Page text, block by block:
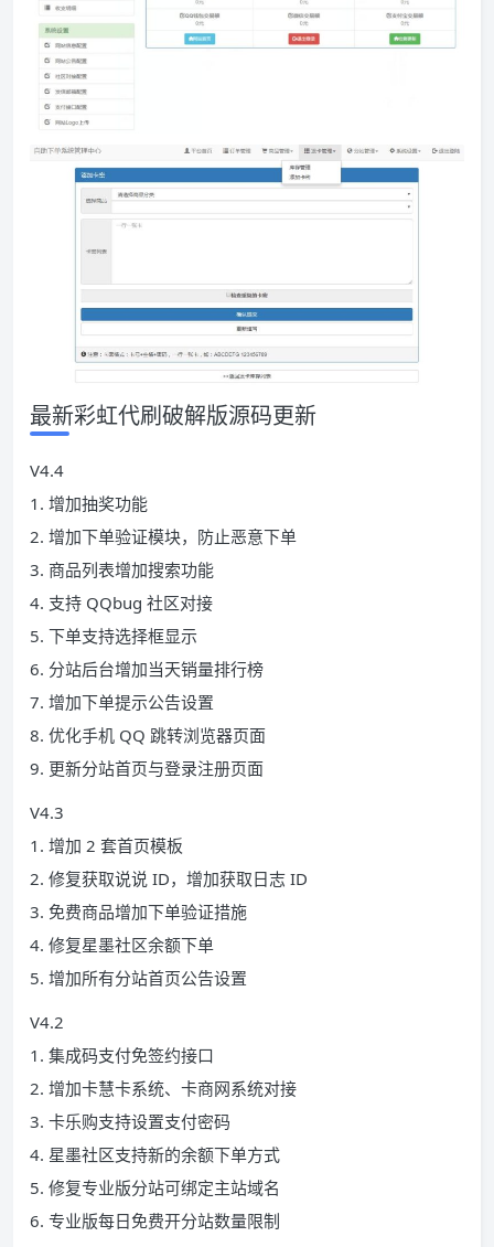
最新彩虹代刷破解版源码更新
V4.4
1. 增加抽奖功能
2. 增加下单验证模块，防止恶意下单
3. 商品列表增加搜索功能
4. 支持 QQbug 社区对接
5. 下单支持选择框显示
6. 分站后台增加当天销量排行榜
7. 增加下单提示公告设置
8. 优化手机 QQ 跳转浏览器页面
9. 更新分站首页与登录注册页面
V4.3
1. 增加 2 套首页模板
2. 修复获取说说 ID，增加获取日志 ID
3. 免费商品增加下单验证措施
4. 修复星墨社区余额下单
5. 增加所有分站首页公告设置
V4.2
1. 集成码支付免签约接口
2. 增加卡慧卡系统、卡商网系统对接
3. 卡乐购支持设置支付密码
4. 星墨社区支持新的余额下单方式
5. 修复专业版分站可绑定主站域名
6. 专业版每日免费开分站数量限制